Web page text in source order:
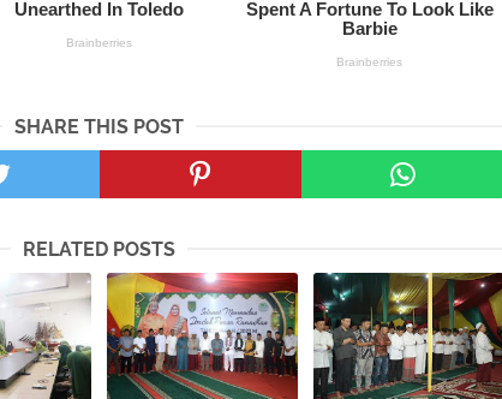
SHARE THIS POST
RELATED POSTS